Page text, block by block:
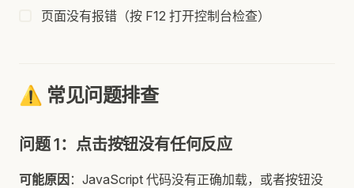
页面没有报错（按 F12 打开控制台检查）
⚠️ 常见问题排查
问题 1：点击按钮没有任何反应
可能原因 ：JavaScript 代码没有正确加载，或者按钮没